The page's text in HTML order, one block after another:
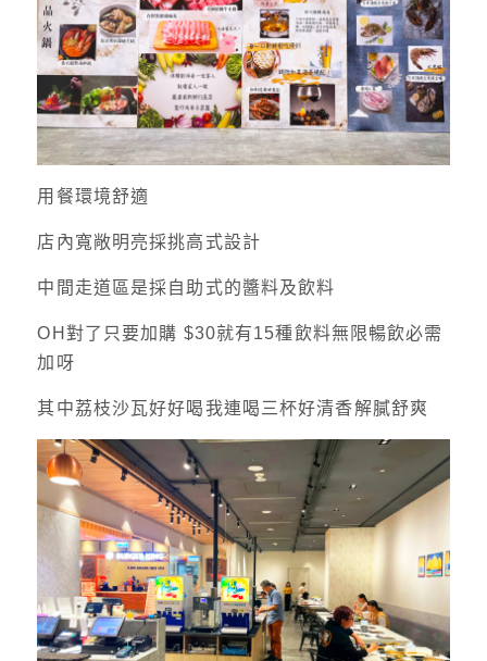
用餐環境舒適
店內寬敞明亮採挑高式設計
中間走道區是採自助式的醬料及飲料
OH對了只要加購 $30就有15種飲料無限暢飲必需
加呀
其中荔枝沙瓦好好喝我連喝三杯好清香解膩舒爽